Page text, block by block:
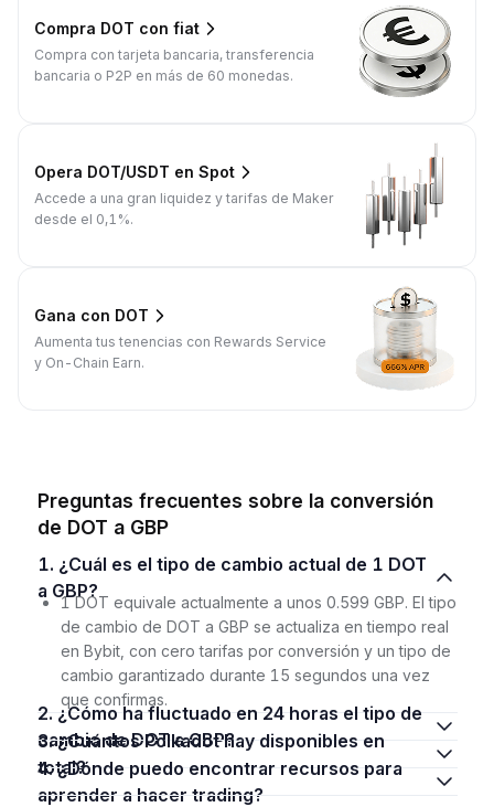
Compra DOT con fiat
Compra con tarjeta bancaria, transferencia
bancaria o P2P en más de 60 monedas.
Opera DOT/USDT en Spot
Accede a una gran liquidez y tarifas de Maker
desde el 0,1%.
Gana con DOT
Aumenta tus tenencias con Rewards Service
y On-Chain Earn.
Preguntas frecuentes sobre la conversión
de DOT a GBP
1. ¿Cuál es el tipo de cambio actual de 1 DOT
a GBP?
1 DOT equivale actualmente a unos 0.599 GBP. El tipo
de cambio de DOT a GBP se actualiza en tiempo real
en Bybit, con cero tarifas por conversión y un tipo de
cambio garantizado durante 15 segundos una vez
que confirmas.
2. ¿Cómo ha fluctuado en 24 horas el tipo de
cambio de DOT a GBP?
3. ¿Cuántos Polkadot hay disponibles en
total?
4. ¿Dónde puedo encontrar recursos para
aprender a hacer trading?